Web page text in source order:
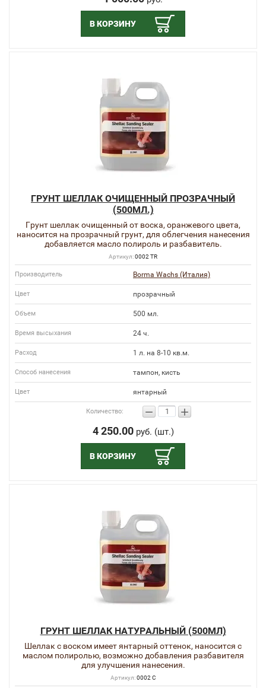
В КОРЗИНУ
ГРУНТ ШЕЛЛАК ОЧИЩЕННЫЙ ПРОЗРАЧНЫЙ
(500МЛ.)
Грунт шеллак очищенный от воска, оранжевого цвета,
наносится на прозрачный грунт, для облегчения нанесения
добавляется масло полироль и разбавитель.
Артикул:0002 TR
Производитель Borma Wachs (Италия)
Цвет прозрачный
Объем 500 мл.
Время высыхания 24 ч.
Расход 1 л. на 8-10 кв.м.
Способ нанесения тампон, кисть
Цвет янтарный
Количество: − +
4 250.00руб. (шт.)
В КОРЗИНУ
ГРУНТ ШЕЛЛАК НАТУРАЛЬНЫЙ (500МЛ)
Шеллак с воском имеет янтарный оттенок, наносится с
маслом полиролью, возможно добавления разбавителя
для улучшения нанесения.
Артикул:0002 C